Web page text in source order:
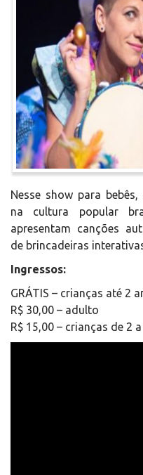
Nesse show para
na cultura popular
apresentam canções
de brincadeiras
Ingressos:
GRÁTIS – crianças até 2
R$ 30,00 – adulto
R$ 15,00 – crianças de 2